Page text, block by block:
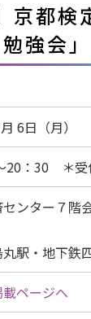
京都
勉強会
6日（月）
20：30 ＊受
ンター７階
丸駅・地下鉄
ページへ